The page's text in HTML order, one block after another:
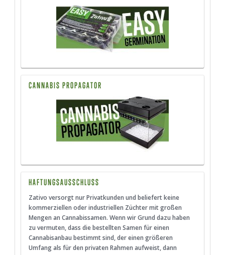
CANNABIS PROPAGATOR
HAFTUNGSAUSSCHLUSS
Zativo versorgt nur Privatkunden und beliefert keine
kommerziellen oder industriellen Züchter mit großen
Mengen an Cannabissamen. Wenn wir Grund dazu haben
zu vermuten, dass die bestellten Samen für einen
Cannabisanbau bestimmt sind, der einen größeren
Umfang als für den privaten Rahmen aufweist, dann